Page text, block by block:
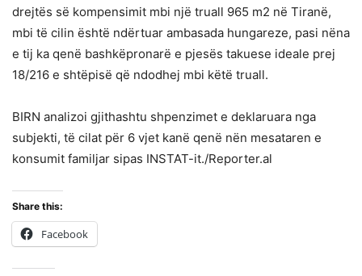
drejtës së kompensimit mbi një truall 965 m2 në Tiranë,
mbi të cilin është ndërtuar ambasada hungareze, pasi nëna
e tij ka qenë bashkëpronarë e pjesës takuese ideale prej
18/216 e shtëpisë që ndodhej mbi këtë truall.
BIRN analizoi gjithashtu shpenzimet e deklaruara nga
subjekti, të cilat për 6 vjet kanë qenë nën mesataren e
konsumit familjar sipas INSTAT-it./Reporter.al
Share this:
Facebook